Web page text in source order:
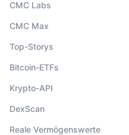
CMC Labs
CMC Max
Top-Storys
Bitcoin-ETFs
Krypto-API
DexScan
Reale Vermögenswerte